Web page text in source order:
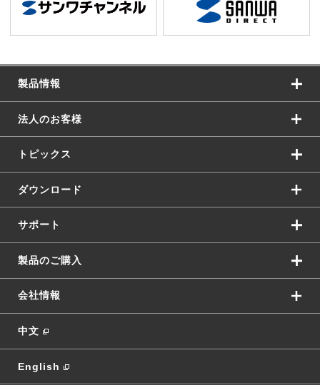
製品情報
法人のお客様
トピックス
ダウンロード
サポート
製品のご購入
会社情報
中文
English